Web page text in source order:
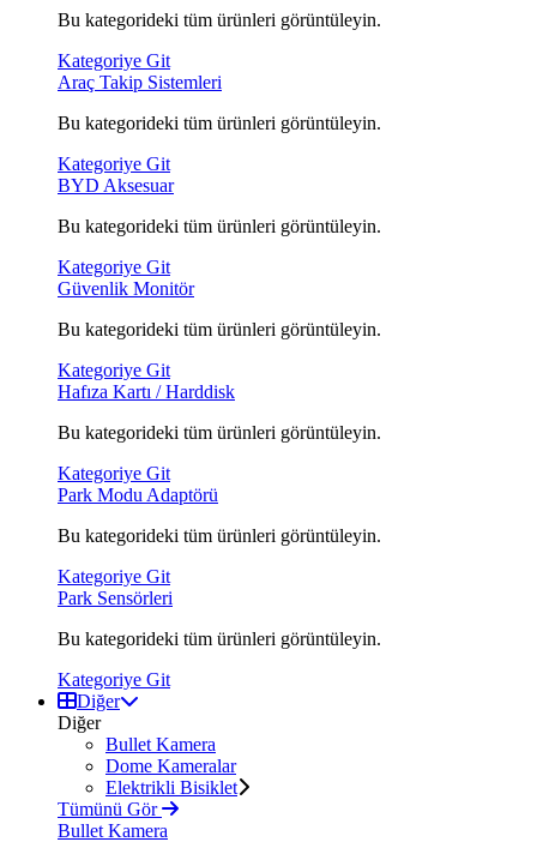
Bu kategorideki tüm ürünleri görüntüleyin.
Kategoriye Git
Araç Takip Sistemleri
Bu kategorideki tüm ürünleri görüntüleyin.
Kategoriye Git
BYD Aksesuar
Bu kategorideki tüm ürünleri görüntüleyin.
Kategoriye Git
Güvenlik Monitör
Bu kategorideki tüm ürünleri görüntüleyin.
Kategoriye Git
Hafıza Kartı / Harddisk
Bu kategorideki tüm ürünleri görüntüleyin.
Kategoriye Git
Park Modu Adaptörü
Bu kategorideki tüm ürünleri görüntüleyin.
Kategoriye Git
Park Sensörleri
Bu kategorideki tüm ürünleri görüntüleyin.
Kategoriye Git
Diğer
Diğer
Bullet Kamera
Dome Kameralar
Elektrikli Bisiklet
Tümünü Gör
Bullet Kamera